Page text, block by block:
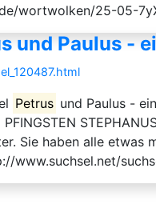
wortwolken/25-05-
und Paulus -
Petrus und Paulus -
PFINGSTEN
Sie haben alle etwas
www.suchsel.net/